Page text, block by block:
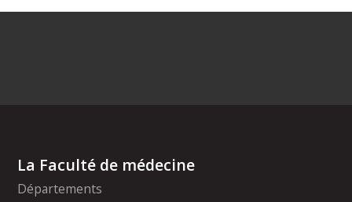
La Faculté de médecine
Départements